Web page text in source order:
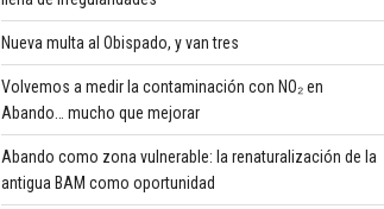
Nueva multa al Obispado, y van tres
Volvemos a medir la contaminación con NO₂ en
Abando… mucho que mejorar
Abando como zona vulnerable: la renaturalización de la
antigua BAM como oportunidad